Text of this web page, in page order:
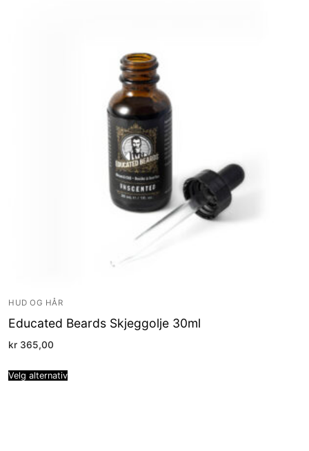
HUD OG HÅR
Educated Beards Skjeggolje 30ml
kr 365,00
Velg alternativ